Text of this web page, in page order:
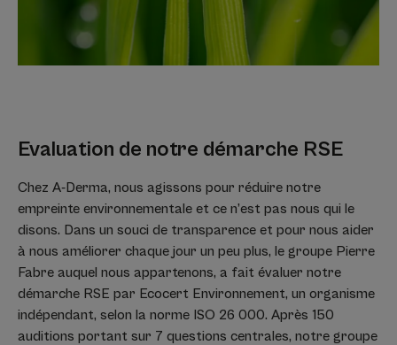
Evaluation de notre démarche RSE
Chez A-Derma, nous agissons pour réduire notre
empreinte environnementale et ce n’est pas nous qui le
disons. Dans un souci de transparence et pour nous aider
à nous améliorer chaque jour un peu plus, le groupe Pierre
Fabre auquel nous appartenons, a fait évaluer notre
démarche RSE par Ecocert Environnement, un organisme
indépendant, selon la norme ISO 26 000. Après 150
auditions portant sur 7 questions centrales, notre groupe